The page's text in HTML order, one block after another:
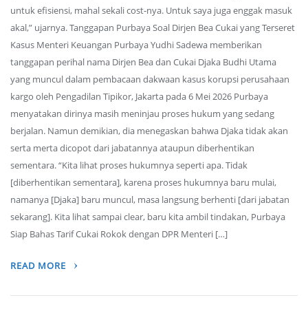
untuk efisiensi, mahal sekali cost-nya. Untuk saya juga enggak masuk
akal,” ujarnya. Tanggapan Purbaya Soal Dirjen Bea Cukai yang Terseret
Kasus Menteri Keuangan Purbaya Yudhi Sadewa memberikan
tanggapan perihal nama Dirjen Bea dan Cukai Djaka Budhi Utama
yang muncul dalam pembacaan dakwaan kasus korupsi perusahaan
kargo oleh Pengadilan Tipikor, Jakarta pada 6 Mei 2026 Purbaya
menyatakan dirinya masih meninjau proses hukum yang sedang
berjalan. Namun demikian, dia menegaskan bahwa Djaka tidak akan
serta merta dicopot dari jabatannya ataupun diberhentikan
sementara. “Kita lihat proses hukumnya seperti apa. Tidak
[diberhentikan sementara], karena proses hukumnya baru mulai,
namanya [Djaka] baru muncul, masa langsung berhenti [dari jabatan
sekarang]. Kita lihat sampai clear, baru kita ambil tindakan, Purbaya
Siap Bahas Tarif Cukai Rokok dengan DPR Menteri […]
READ MORE